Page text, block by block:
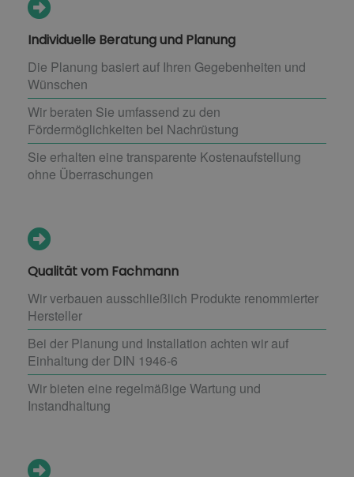
Individuelle Beratung und Planung
Die Planung basiert auf Ihren Gegebenheiten und
Wünschen
Wir beraten Sie umfassend zu den
Fördermöglichkeiten bei Nachrüstung
Sie erhalten eine transparente Kostenaufstellung
ohne Überraschungen
Qualität vom Fachmann
Wir verbauen ausschließlich Produkte renommierter
Hersteller
Bei der Planung und Installation achten wir auf
Einhaltung der DIN 1946-6
Wir bieten eine regelmäßige Wartung und
Instandhaltung